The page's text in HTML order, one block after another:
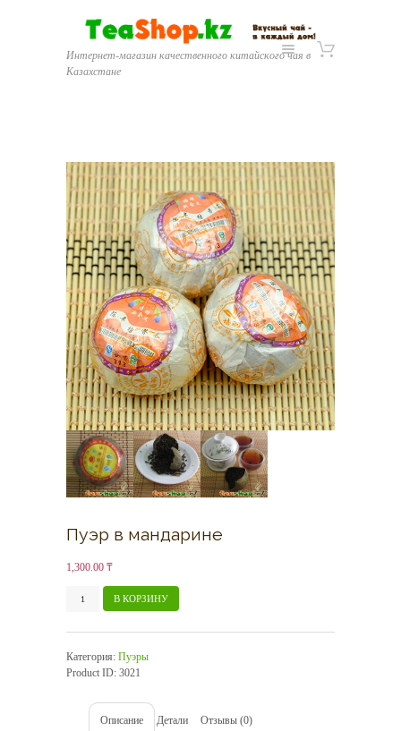
Интернет-магазин качественного китайского чая в
Казахстане
Пуэр в мандарине
1,300.00 ₸
Количество
мандарине
В КОРЗИНУ
Категория: Пуэры
Product ID: 3021
Описание Детали Отзывы (0)